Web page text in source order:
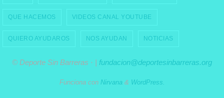
QUE HACEMOS VIDEOS CANAL YOUTUBE
QUIERO AYUDAROS NOS AYUDAN NOTICIAS
© Deporte Sin Barreras · | fundacion@deportesinbarreras.org
Funciona con Nirvana& WordPress.